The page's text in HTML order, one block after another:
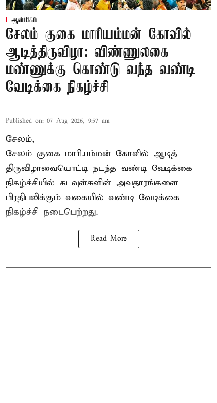
ஆன்மிகம்
சேலம் குகை மாரியம்மன் கோவில்
ஆடித்திருவிழா: விண்ணுலகை
மண்ணுக்கு கொண்டு வந்த வண்டி
வேடிக்கை நிகழ்ச்சி
Published on: 07 Aug 2026, 9:57 am
சேலம்,
சேலம் குகை மாரியம்மன் கோவில் ஆடித்
திருவிழாவையொட்டி நடந்த வண்டி வேடிக்கை
நிகழ்ச்சியில் கடவுள்களின் அவதாரங்களை
பிரதிபலிக்கும் வகையில் வண்டி வேடிக்கை
நிகழ்ச்சி நடைபெற்றது.
Read More